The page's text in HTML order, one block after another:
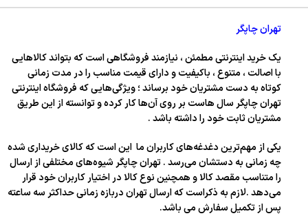
تهران چاپگر
یک خرید اینترنتی مطمئن ، نیازمند فروشگاهی است که بتواند کالاهایی
با اصالت ، متنوع ، باکیفیت و دارای قیمت مناسب را در مدت زمانی
کوتاه به دست مشتریان خود برساند ؛ ویژگی‌هایی که فروشگاه اینترنتی
تهران چاپگر سال‌ هاست بر روی آن‌ها کار کرده و توانسته از این طریق
مشتریان ثابت خود را داشته باشد .
یکی از مهم‌ترین دغدغه‌های کاربران ما این است که کالای خریداری شده
چه زمانی به دستشان می‌رسد . تهران چاپگر شیوه‌های مختلفی از ارسال
را متناسب مقصد کالا و همچنین نوع کالا در اختیار کاربران خود قرار
می‌دهد .لازم به ذکراست که ارسال تهران دربازه زمانی حداکثر سه ساعته
پس از تکمیل سفارش می باشد.